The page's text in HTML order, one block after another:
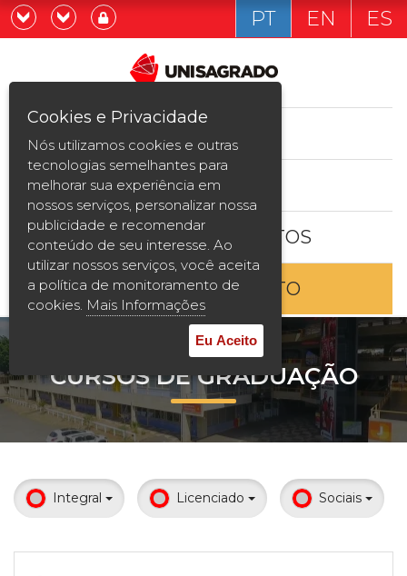
Graduação
Pós-graduação e MBA
Curta Duração
Vestibular
2ª Graduação
Transferência
Reingresso
Prouni
Desconto de pontualidade
Já sou estudande
Quero ser estudante
PT EN ES
ESTUDE AQUI
BOLSAS E DESCONTOS
ENTRE EM CONTATO
CURSOS DE GRADUAÇÃO
Integral Licenciado Sociais
Cookies e Privacidade
Nós utilizamos cookies e outras
tecnologias semelhantes para
melhorar sua experiência em
nossos serviços, personalizar nossa
publicidade e recomendar
conteúdo de seu interesse. Ao
utilizar nossos serviços, você aceita
a política de monitoramento de
cookies. Mais Informações
Eu Aceito